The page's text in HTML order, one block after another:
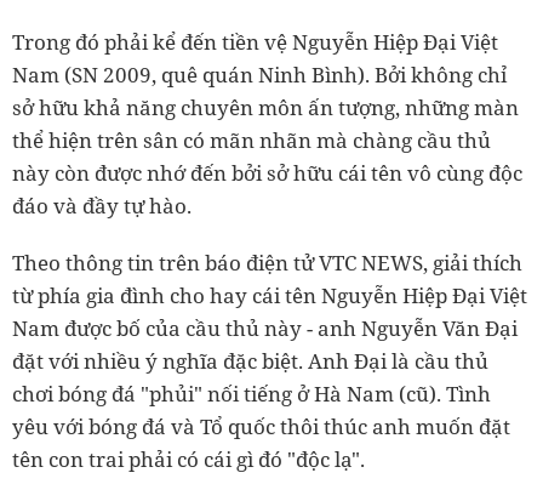
Trong đó phải kể đến tiền vệ Nguyễn Hiệp Đại Việt
Nam (SN 2009, quê quán Ninh Bình). Bởi không chỉ
sở hữu khả năng chuyên môn ấn tượng, những màn
thể hiện trên sân có mãn nhãn mà chàng cầu thủ
này còn được nhớ đến bởi sở hữu cái tên vô cùng độc
đáo và đầy tự hào.
Theo thông tin trên báo điện tử VTC NEWS, giải thích
từ phía gia đình cho hay cái tên Nguyễn Hiệp Đại Việt
Nam được bố của cầu thủ này - anh Nguyễn Văn Đại
đặt với nhiều ý nghĩa đặc biệt. Anh Đại là cầu thủ
chơi bóng đá "phủi" nối tiếng ở Hà Nam (cũ). Tình
yêu với bóng đá và Tổ quốc thôi thúc anh muốn đặt
tên con trai phải có cái gì đó "độc lạ".